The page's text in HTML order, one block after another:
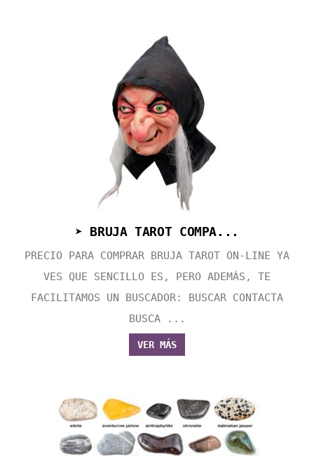
➤ BRUJA TAROT COMPA...
PRECIO PARA COMPRAR BRUJA TAROT ON-LINE YA
VES QUE SENCILLO ES, PERO ADEMÁS, TE
FACILITAMOS UN BUSCADOR: BUSCAR CONTACTA
BUSCA ...
VER MÁS